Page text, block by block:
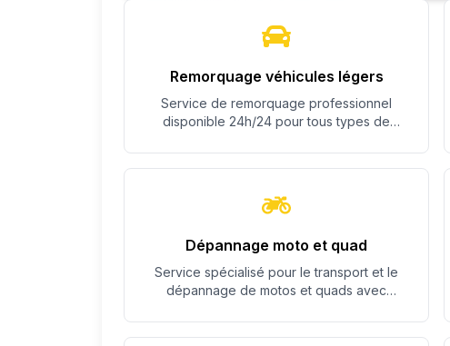
Remorquage véhicules légers
Service de remorquage professionnel
disponible 24h/24 pour tous types de
Dépannage moto et quad
Service spécialisé pour le transport et le
dépannage de motos et quads avec